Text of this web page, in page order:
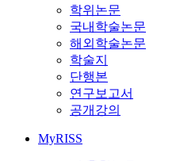
학위논문
국내학술논문
해외학술논문
학술지
단행본
연구보고서
공개강의
MyRISS